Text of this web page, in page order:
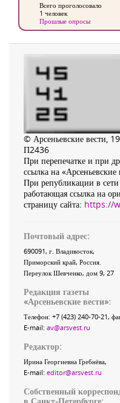
Всего проголосовало
1 человек
Прошлые опросы
© Арсеньевские вести,
П2436
При перепечатке и при
ссылка на «Арсеньевские
При републикации в сети
работающая ссылка на
страницу сайта: https://
Почтовый адрес:
690091, г. Владивосток,
Приморский край, Россия
Переулок Шевченко, дом 9, 27
Редакция газеты
«Арсеньевские вести»:
Телефон: +7 (423) 240-70-21,
E-mail: av@arsvest.ru
Редактор:
Ирина Георгиевна Гребнёва,
E-mail: editor@arsvest.ru
Собственный